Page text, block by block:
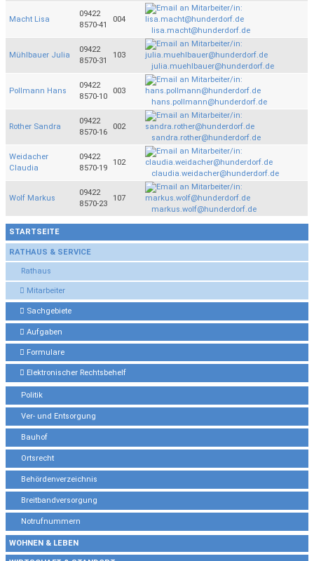
STARTSEITE
RATHAUS & SERVICE
Rathaus
Mitarbeiter
Sachgebiete
Aufgaben
Formulare
Elektronischer Rechtsbehelf
Politik
Ver- und Entsorgung
Bauhof
Ortsrecht
Behördenverzeichnis
Breitbandversorgung
Notrufnummern
WOHNEN & LEBEN
Macht Lisa
09422
8570-41
004
lisa.macht@hunderdorf.de
Mühlbauer Julia
09422
8570-31
103
julia.muehlbauer@hunderdorf.de
Pollmann Hans
09422
8570-10
003
hans.pollmann@hunderdorf.de
Rother Sandra
09422
8570-16
002
sandra.rother@hunderdorf.de
Weidacher
Claudia
09422
8570-19
102
claudia.weidacher@hunderdorf.de
Wolf Markus
09422
8570-23
107
markus.wolf@hunderdorf.de